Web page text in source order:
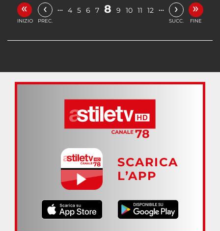
«
INIZIO
‹
PREC.
… 4 5 6 7 8 9 10 11 12 … ›
SUCC.
»
FINE
SCARICA
L’APP